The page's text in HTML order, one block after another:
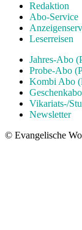
Redaktion
Abo-Service
Leserreisen
Jahres-Abo
Probe-Abo
Kombi Abo
Vikariats-/
Newsletter
© Evangelische